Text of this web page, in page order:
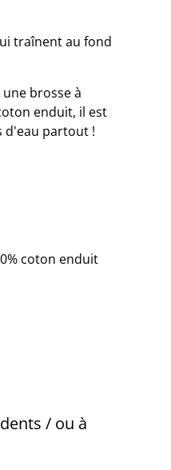
traînent au fond
brosse à
enduit, il est
d'eau partout !
coton enduit
/ ou à